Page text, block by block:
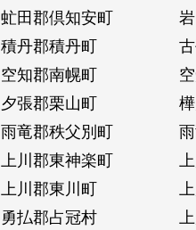
虻田郡倶知安町
積丹郡積丹町
空知郡南幌町
夕張郡栗山町
雨竜郡秩父別町
上川郡東神楽町
上川郡東川町
勇払郡占冠村